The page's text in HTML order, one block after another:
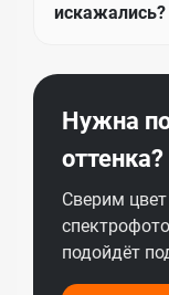
искажались?
Нужна
оттенка?
Сверим цвет
подойдёт